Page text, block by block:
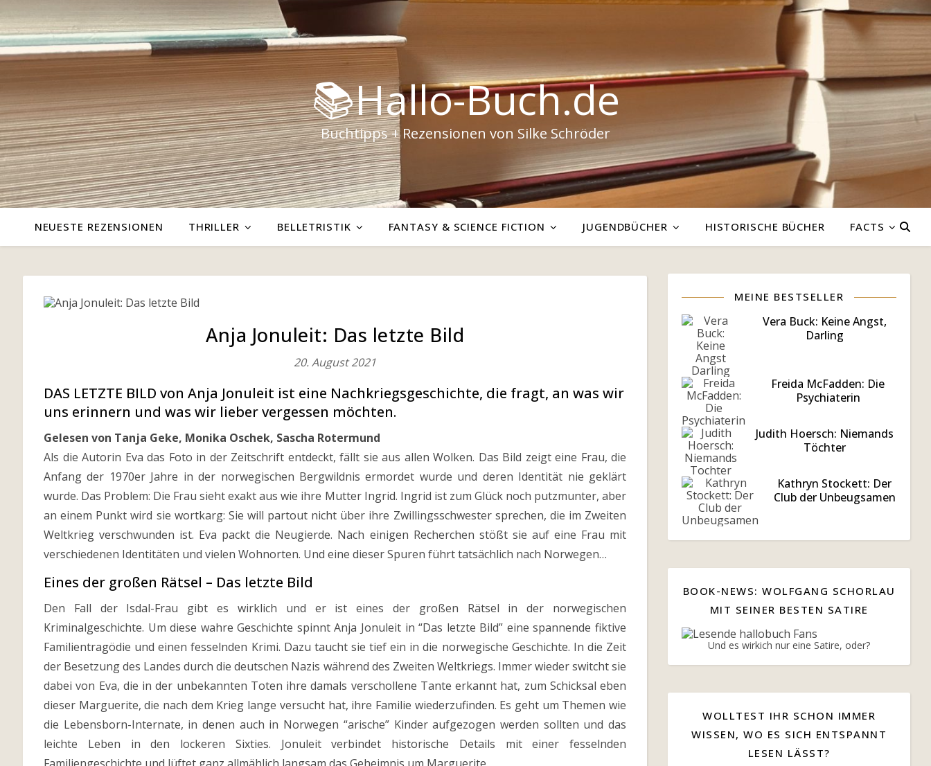
📚Hallo-Buch.de
Buchtipps + Rezensionen von Silke Schröder
NEUESTE REZENSIONEN THRILLER BELLETRISTIK FANTASY & SCIENCE FICTION JUGENDBÜCHER HISTORISCHE BÜCHER FACTS
Anja Jonuleit: Das letzte Bild
20. August 2021
DAS LETZTE BILD von Anja Jonuleit ist eine Nachkriegsgeschichte, die fragt, an was wir
uns erinnern und was wir lieber vergessen möchten.
Gelesen von Tanja Geke, Monika Oschek, Sascha Rotermund
Als die Autorin Eva das Foto in der Zeitschrift entdeckt, fällt sie aus allen Wolken. Das Bild zeigt eine Frau, die
Anfang der 1970er Jahre in der norwegischen Bergwildnis ermordet wurde und deren Identität nie geklärt
wurde. Das Problem: Die Frau sieht exakt aus wie ihre Mutter Ingrid. Ingrid ist zum Glück noch putzmunter, aber
an einem Punkt wird sie wortkarg: Sie will partout nicht über ihre Zwillingsschwester sprechen, die im Zweiten
Weltkrieg verschwunden ist. Eva packt die Neugierde. Nach einigen Recherchen stößt sie auf eine Frau mit
verschiedenen Identitäten und vielen Wohnorten. Und eine dieser Spuren führt tatsächlich nach Norwegen…
Eines der großen Rätsel – Das letzte Bild
Den Fall der Isdal-Frau gibt es wirklich und er ist eines der großen Rätsel in der norwegischen
Kriminalgeschichte. Um diese wahre Geschichte spinnt Anja Jonuleit in “Das letzte Bild” eine spannende fiktive
Familientragödie und einen fesselnden Krimi. Dazu taucht sie tief ein in die norwegische Geschichte. In die Zeit
der Besetzung des Landes durch die deutschen Nazis während des Zweiten Weltkriegs. Immer wieder switcht sie
dabei von Eva, die in der unbekannten Toten ihre damals verschollene Tante erkannt hat, zum Schicksal eben
dieser Marguerite, die nach dem Krieg lange versucht hat, ihre Familie wiederzufinden. Es geht um Themen wie
die Lebensborn-Internate, in denen auch in Norwegen “arische” Kinder aufgezogen werden sollten und das
leichte Leben in den lockeren Sixties. Jonuleit verbindet historische Details mit einer fesselnden
MEINE BESTSELLER
Vera Buck: Keine Angst,
Darling
Freida McFadden: Die
Psychiaterin
Judith Hoersch: Niemands
Töchter
Kathryn Stockett: Der
Club der Unbeugsamen
BOOK-NEWS: WOLFGANG SCHORLAU
MIT SEINER BESTEN SATIRE
Und es wirkich nur eine Satire, oder?
WOLLTEST IHR SCHON IMMER
WISSEN, WO ES SICH ENTSPANNT
LESEN LÄSST?